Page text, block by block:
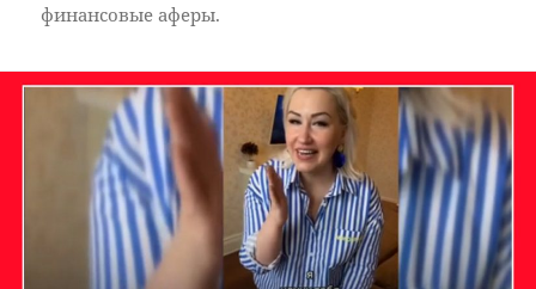
финансовые аферы.